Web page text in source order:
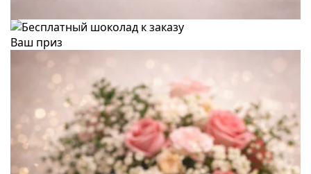
Ваш приз